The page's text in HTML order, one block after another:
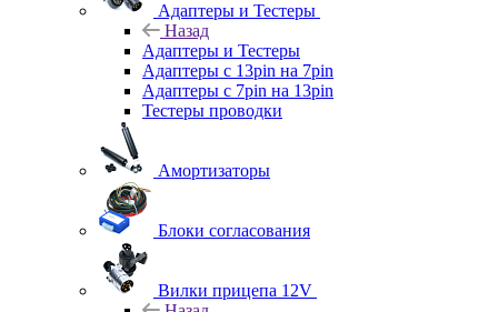
Адаптеры и Тестеры
Назад
Адаптеры и Тестеры
Адаптеры с 13pin на 7pin
Адаптеры с 7pin на 13pin
Тестеры проводки
Амортизаторы
Блоки согласования
Вилки прицепа 12V